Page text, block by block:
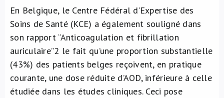
En Belgique, le Centre Fédéral d’Expertise des
Soins de Santé (KCE) a également souligné dans
son rapport “Anticoagulation et fibrillation
auriculaire”2 le fait qu’une proportion substantielle
(43%) des patients belges reçoivent, en pratique
courante, une dose réduite d’AOD, inférieure à celle
étudiée dans les études cliniques. Ceci pose